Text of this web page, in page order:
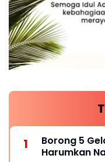
Borong 5
Harumkan